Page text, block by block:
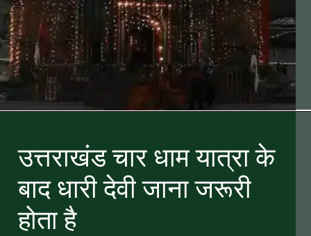
उत्तराखंड चार धाम यात्रा के
बाद धारी देवी जाना जरूरी
होता है